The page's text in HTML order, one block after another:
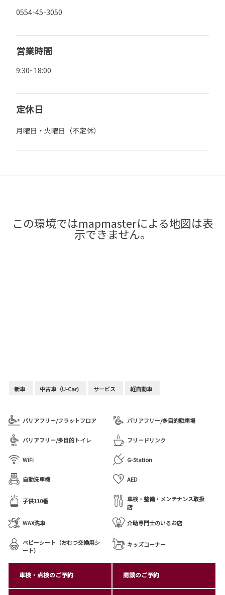
0554-45-3050
営業時間
9:30~18:00
定休日
月曜日・火曜日（不定休）
新車 中古車（U-Car) サービス 軽自動車
バリアフリー/フラットフロア バリアフリー/多目的駐車場
バリアフリー/多目的トイレ フリードリンク
WiFi G-Station
自動洗車機 AED
子供110番
車検・整備・メンテナンス取扱
店
WAX洗車
介助専門士のいるお店
ベビーシート（おむつ交換用シ
ート）
キッズコーナー
この環境ではmapmasterによる地図は表
示できません。
車検・点検のご予約 商談のご予約